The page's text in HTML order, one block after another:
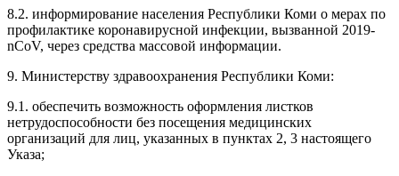
8.2. информирование населения Республики Коми о мерах по
профилактике коронавирусной инфекции, вызванной 2019-
nCoV, через средства массовой информации.
9. Министерству здравоохранения Республики Коми:
9.1. обеспечить возможность оформления листков
нетрудоспособности без посещения медицинских
организаций для лиц, указанных в пунктах 2, 3 настоящего
Указа;